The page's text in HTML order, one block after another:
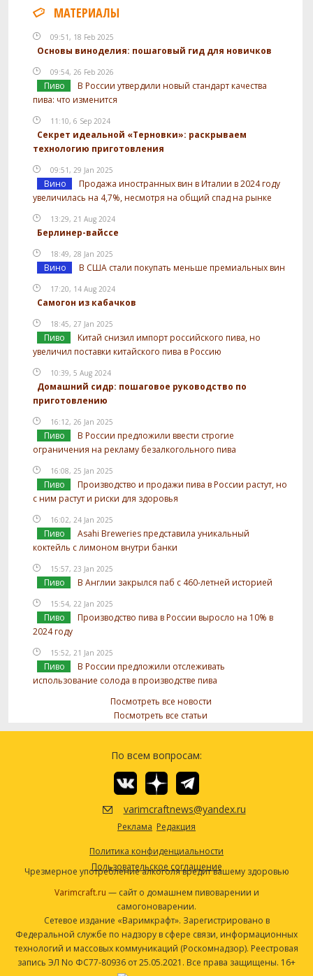
МАТЕРИАЛЫ
09:51, 18 Feb 2025
Основы виноделия: пошаговый гид для новичков
09:54, 26 Feb 2026
Пиво
В России утвердили новый стандарт качества
пива: что изменится
11:10, 6 Sep 2024
Секрет идеальной «Терновки»: раскрываем
технологию приготовления
09:51, 29 Jan 2025
Вино
Продажа иностранных вин в Италии в 2024 году
увеличилась на 4,7%, несмотря на общий спад на рынке
13:29, 21 Aug 2024
Берлинер-вайссе
18:49, 28 Jan 2025
Вино В США стали покупать меньше премиальных вин
17:20, 14 Aug 2024
Самогон из кабачков
18:45, 27 Jan 2025
Пиво
Китай снизил импорт российского пива, но
увеличил поставки китайского пива в Россию
10:39, 5 Aug 2024
Домашний сидр: пошаговое руководство по
приготовлению
16:12, 26 Jan 2025
Пиво
В России предложили ввести строгие
ограничения на рекламу безалкогольного пива
16:08, 25 Jan 2025
Пиво
Производство и продажи пива в России растут, но
с ним растут и риски для здоровья
16:02, 24 Jan 2025
Пиво
Asahi Breweries представила уникальный
коктейль с лимоном внутри банки
15:57, 23 Jan 2025
Пиво В Англии закрылся паб с 460-летней историей
15:54, 22 Jan 2025
Пиво
Производство пива в России выросло на 10% в
2024 году
15:52, 21 Jan 2025
Пиво
В России предложили отслеживать
использование солода в производстве пива
Посмотреть все новости
Посмотреть все статьи
По всем вопросам:
varimcraftnews@yandex.ru
Реклама Редакция
Политика конфиденциальности
Пользовательское соглашение
Чрезмерное употребление алкоголя вредит вашему здоровью
Varimcraft.ru — сайт о домашнем пивоварении и
самогоноварении.
Сетевое издание «Варимкрафт». Зарегистрировано в
Федеральной службе по надзору в сфере связи, информационных
технологий и массовых коммуникаций (Роскомнадзор). Реестровая
запись ЭЛ No ФС77-80936 от 25.05.2021. Все права защищены. 16+